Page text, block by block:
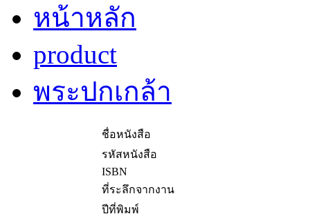
หน้าหลัก
product
พระปกเกล้า
ชื่อหนังสือ
รหัสหนังสือ
ISBN
ที่ระลึกจากงาน
ปีที่พิมพ์